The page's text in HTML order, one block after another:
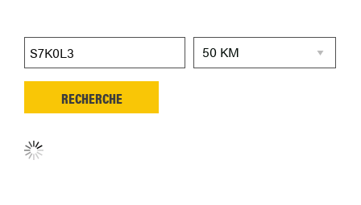
Aucun détaillant trouvé.